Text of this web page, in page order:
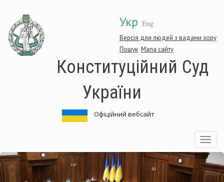
основного
матеріалу
Укр Eng
Версія для людей з вадами зору
Пошук Мапа сайту
Конституційний Суд
України
Офіційний вебсайт
Toggle